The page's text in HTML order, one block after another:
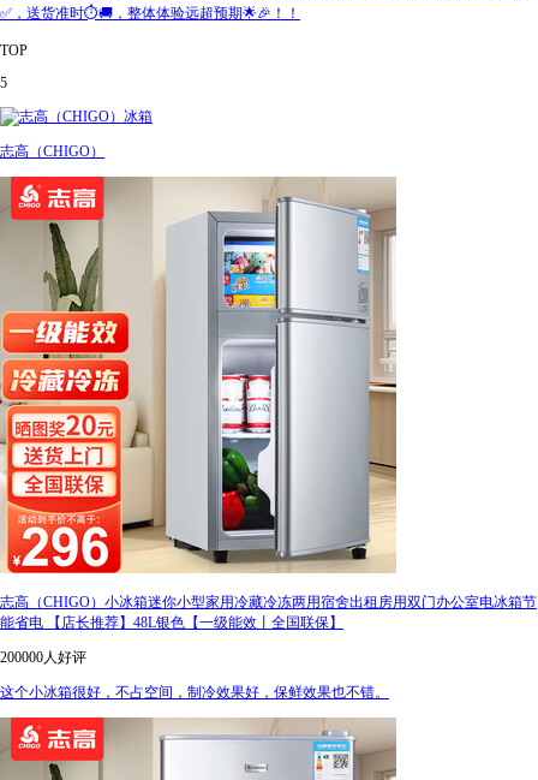
✅，送货准时⏱️🚚，整体体验远超预期🌟🎉！！
TOP
5
志高（CHIGO）
志高（CHIGO）小冰箱迷你小型家用冷藏冷冻两用宿舍出租房用双门办公室电冰箱节
能省电 【店长推荐】48L银色【一级能效丨全国联保】
200000人好评
这个小冰箱很好，不占空间，制冷效果好，保鲜效果也不错。